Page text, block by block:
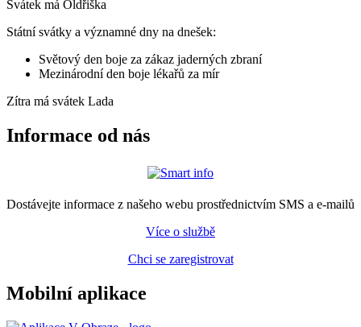
Svátek má Oldřiška
Státní svátky a významné dny na dnešek:
Světový den boje za zákaz jaderných zbraní
Mezinárodní den boje lékařů za mír
Zítra má svátek Lada
Informace od nás
Dostávejte informace z našeho webu prostřednictvím SMS a e-mailů
Více o službě
Chci se zaregistrovat
Mobilní aplikace